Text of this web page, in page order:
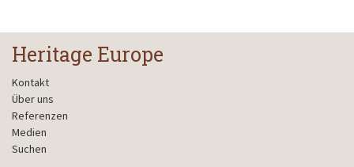
Heritage Europe
Kontakt
Über uns
Referenzen
Medien
Suchen